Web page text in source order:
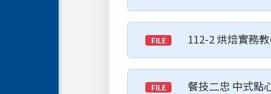
FILE 112-2 烘焙實務
FILE 餐技二忠 中式點